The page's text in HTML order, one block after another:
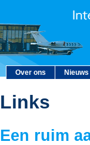
Over ons Nieuws
Links
Een ruim